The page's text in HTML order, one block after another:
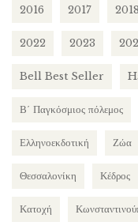
2016 2017 2018
2022 2023
Bell Best Seller
Β΄ Παγκόσμιος πόλεμος
Ελληνοεκδοτική Ζώα
Θεσσαλονίκη Κέδρος
Κατοχή